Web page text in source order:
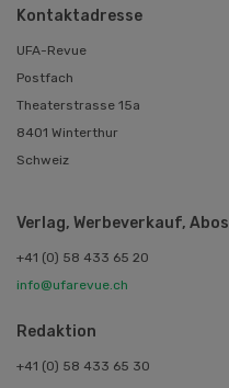
Kontaktadresse
UFA-Revue
Postfach
Theaterstrasse 15a
8401 Winterthur
Schweiz
Verlag, Werbeverkauf, Abos
+41 (0) 58 433 65 20
info@ufarevue.ch
Redaktion
+41 (0) 58 433 65 30